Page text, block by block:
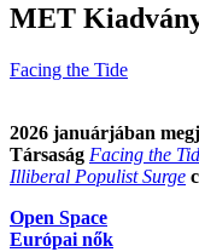
MET
Facing the Tide
2026 januárjában
Társaság Facing the
Illiberal Populist Surge
Open Space
Európai nők